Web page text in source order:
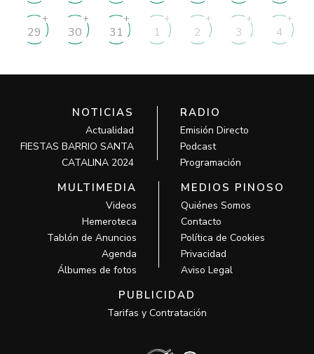
29
+
30
+
31
+
1
+
2
+
3
+
4
+
NOTICIAS
Actualidad
FIESTAS BARRIO SANTA
CATALINA 2024
RADIO
Emisión Directo
Podcast
Programación
MULTIMEDIA
Videos
Hemeroteca
Tablón de Anuncios
Agenda
Álbumes de fotos
MEDIOS PINOSO
Quiénes Somos
Contacto
Política de Cookies
Privacidad
Aviso Legal
PUBLICIDAD
Tarifas y Contratación